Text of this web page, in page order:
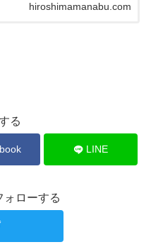
hiroshimamanabu.com
る
LINE
ォローする